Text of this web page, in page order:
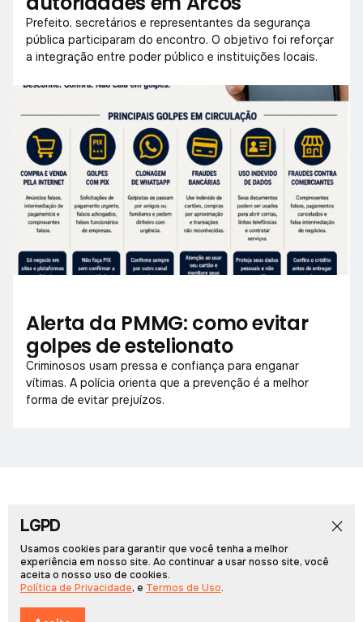
Prefeito, secretários e representantes da segurança
pública participaram do encontro. O objetivo foi reforçar
a integração entre poder público e instituições locais.
Alerta da PMMG: como evitar
golpes de estelionato
Criminosos usam pressa e confiança para enganar
vítimas. A polícia orienta que a prevenção é a melhor
forma de evitar prejuízos.
Início
Cadernos EspeciaisRádio PCN
Portal Arcos © 2026, Todos os direitos reservados.
Desenvolvido por
LGPD
Usamos cookies para garantir que você tenha a melhor
experiência em nosso site. Ao continuar a usar nosso site, você
aceita o nosso uso de cookies.
Política de Privacidade, e Termos de Uso.